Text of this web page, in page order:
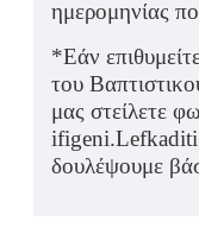
ημερομηνίας
*Εάν
του
μας στείλετε
δουλέψουμε